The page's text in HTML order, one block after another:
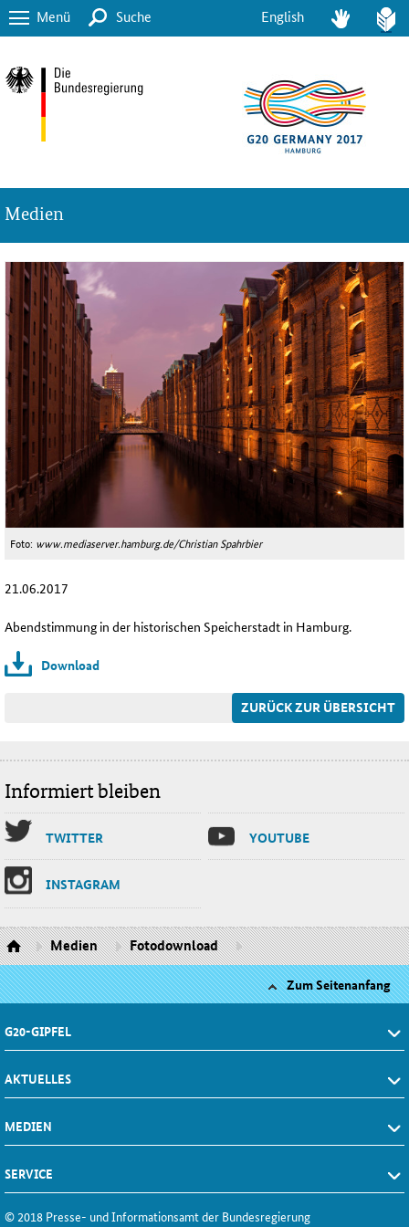
Menü Suche English
Medien
Foto: www.mediaserver.hamburg.de/Christian Spahrbier
21.06.2017
Abendstimmung in der historischen Speicherstadt in Hamburg.
Download
ZURÜCK ZUR ÜBERSICHT
Informiert bleiben
TWIT­TER YOU­TU­BE
INS­TA­GRAM
Medien Fotodownload
Zum Seitenanfang
G20-GIPFEL
AKTUELLES
MEDIEN
SERVICE
© 2018 Presse- und Informationsamt der Bundesregierung